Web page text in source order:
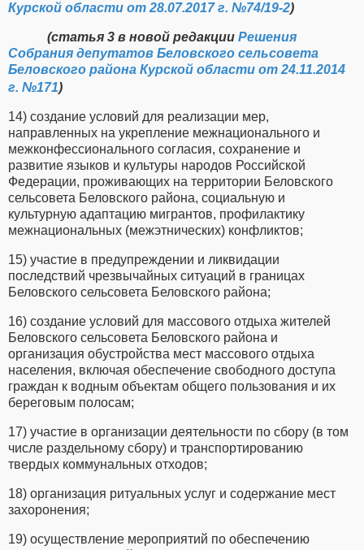
Курской области от 28.07.2017 г. №74/19-2)
(статья 3 в новой редакции Решения
Собрания депутатов Беловского сельсовета
Беловского района Курской области от 24.11.2014
г. №171)
14) создание условий для реализации мер,
направленных на укрепление межнационального и
межконфессионального согласия, сохранение и
развитие языков и культуры народов Российской
Федерации, проживающих на территории Беловского
сельсовета Беловского района, социальную и
культурную адаптацию мигрантов, профилактику
межнациональных (межэтнических) конфликтов;
15) участие в предупреждении и ликвидации
последствий чрезвычайных ситуаций в границах
Беловского сельсовета Беловского района;
16) создание условий для массового отдыха жителей
Беловского сельсовета Беловского района и
организация обустройства мест массового отдыха
населения, включая обеспечение свободного доступа
граждан к водным объектам общего пользования и их
береговым полосам;
17) участие в организации деятельности по сбору (в том
числе раздельному сбору) и транспортированию
твердых коммунальных отходов;
18) организация ритуальных услуг и содержание мест
захоронения;
19) осуществление мероприятий по обеспечению